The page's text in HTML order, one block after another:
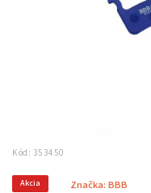
Kód: 353450
Akcia Značka: BBB